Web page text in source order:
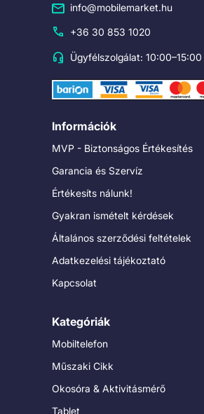
info@mobilemarket.hu
+36 30 853 1020
Ügyfélszolgálat: 10:00–15:00
Információk
MVP - Biztonságos Értékesítés
Garancia és Szervíz
Értékesíts nálunk!
Gyakran ismételt kérdések
Általános szerződési feltételek
Adatkezelési tájékoztató
Kapcsolat
Kategóriák
Mobiltelefon
Műszaki Cikk
Okosóra & Aktivitásmérő
Tablet